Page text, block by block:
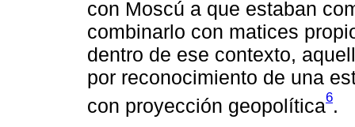
con Moscú a que estaban
combinarlo con matices
dentro de ese contexto,
por reconocimiento de una
con proyección geopolítica6.